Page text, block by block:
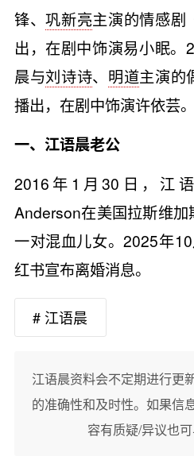
锋、巩新亮主演的情感剧
出，在剧中饰演易小眠
晨与刘诗诗、 明道主演的
播出，在剧中饰演许依芸。
一、江语晨老公
2016年1月30日，江
Anderson在美国拉斯维
一对混血儿女。2025年
红书宣布离婚消息。
# 江语晨
江语晨资料会不定期进行更
的准确性和及时性。如果信
容有质疑/异议也可